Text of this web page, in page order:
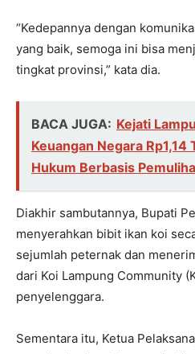
“Kedepannya dengan
yang baik, semoga ini bisa
tingkat provinsi,” kata dia.
BACA JUGA: Kejati
Keuangan Negara Rp1,14
Hukum Berbasis
Diakhir sambutannya, Bupati
menyerahkan bibit ikan koi
sejumlah peternak dan
dari Koi Lampung Community
penyelenggara.
Sementara itu, Ketua